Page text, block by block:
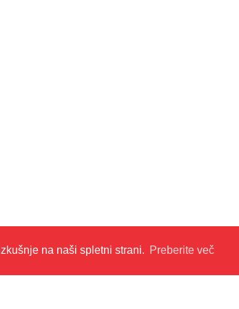
na naši spletni strani. Preberite več